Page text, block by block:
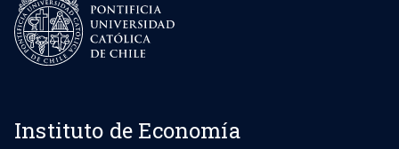
Instituto de Economía